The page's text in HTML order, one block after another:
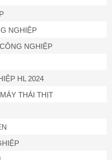
NGHIỆP
NGHIỆP
HL 2024
THÁI THỊT